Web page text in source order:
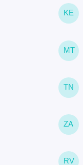
KE
MT
TN
ZA
RV